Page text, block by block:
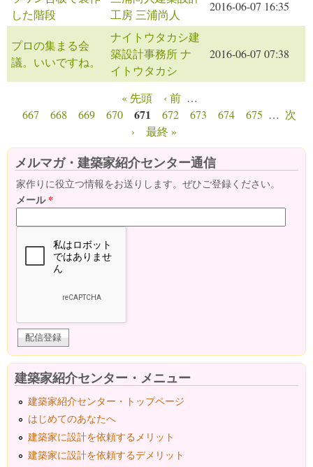
した階段
工房 三浦尚人
2016-06-07 16:35
プロの集まる会
議。いいですね。
ナイトウタカシ建
築設計事務所 ナ
イトウタカシ
2016-06-07 07:38
ページ « 先頭 ‹ 前 …
667
668 669 670 671 672 673 674 675 … 次
›
最終 »
メルマガ・建築家紹介センター通信
家作りに役立つ情報をお送りします。ぜひご登録ください。
メール*
建築家紹介センター・メニュー
建築家紹介センター・トップページ
はじめてのあなたへ
建築家に設計を依頼するメリット
建築家に設計を依頼するデメリット